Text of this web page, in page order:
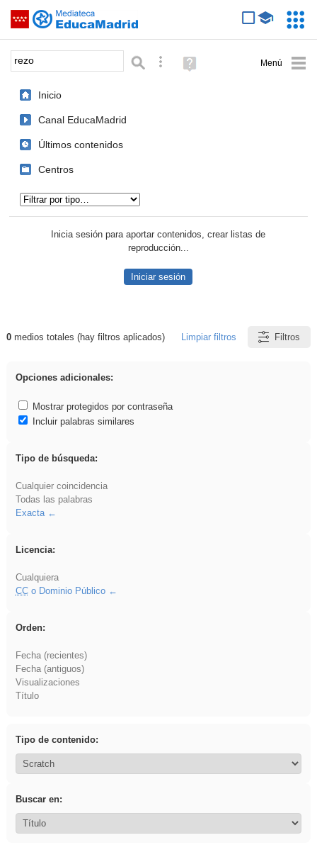
Saltar navegación
Palabra o frase: Búsqueda avanzada
Ayuda
(en
Inicio
Canal EducaMadrid
Últimos contenidos
Centros
Inicia sesión para aportar contenidos, crear listas de
reproducción...
Iniciar sesión
Resultados de: rezo
0medios totales (hay filtros aplicados) Limpiar filtros Filtros
Opciones adicionales:
Mostrar protegidos por contraseña
Incluir palabras similares
Tipo de búsqueda:
Cualquier coincidencia
Todas las palabras
Exacta
Licencia:
Cualquiera
CCo Dominio Público
Orden:
Fecha (recientes)
Fecha (antiguos)
Visualizaciones
Título
Tipo de contenido:
Buscar en: